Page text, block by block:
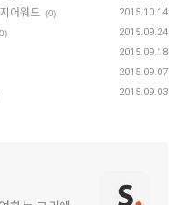
어워드 (0) 2015.10.14
2015.09.24
2015.09.18
2015.09.07
2015.09.03